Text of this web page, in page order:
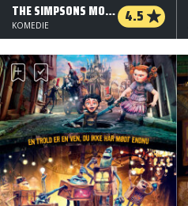
THE SIMPSONS MOVIE 4.5
KOMEDIE